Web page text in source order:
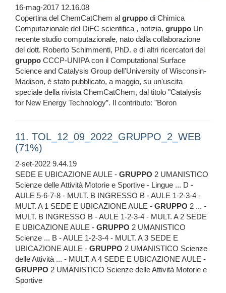
16-mag-2017 12.16.08
Copertina del ChemCatChem al gruppo di Chimica
Computazionale del DiFC scientifica , notizia, gruppo Un
recente studio computazionale, nato dalla collaborazione
del dott. Roberto Schimmenti, PhD. e di altri ricercatori del
gruppo CCCP-UNIPA con il Computational Surface
Science and Catalysis Group dell'University of Wisconsin-
Madison, è stato pubblicato, a maggio, su un'uscita
speciale della rivista ChemCatChem, dal titolo "Catalysis
for New Energy Technology”. Il contributo: "Boron
11. TOL_12_09_2022_GRUPPO_2_WEB
(71%)
2-set-2022 9.44.19
SEDE E UBICAZIONE AULE - GRUPPO 2 UMANISTICO
Scienze delle Attività Motorie e Sportive - Lingue ... D -
AULE 5-6-7-8 - MULT. B INGRESSO B - AULE 1-2-3-4 -
MULT. A 1 SEDE E UBICAZIONE AULE - GRUPPO 2 ... -
MULT. B INGRESSO B - AULE 1-2-3-4 - MULT. A 2 SEDE
E UBICAZIONE AULE - GRUPPO 2 UMANISTICO
Scienze ... B - AULE 1-2-3-4 - MULT. A 3 SEDE E
UBICAZIONE AULE - GRUPPO 2 UMANISTICO Scienze
delle Attività ... - MULT. A 4 SEDE E UBICAZIONE AULE -
GRUPPO 2 UMANISTICO Scienze delle Attività Motorie e
Sportive